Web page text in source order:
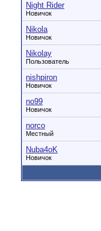
Night Rider
Новичок
Nikola
Новичок
Nikolay
Пользователь
nishpiron
Новичок
no99
Новичок
norco
Местный
Nuba4oK
Новичок